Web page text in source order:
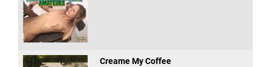
Creame My Coffee